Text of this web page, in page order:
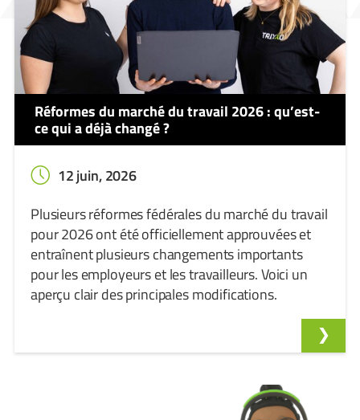
Réformes du marché du travail 2026 : qu’est-
ce qui a déjà changé ?
12 juin, 2026
Plusieurs réformes fédérales du marché du travail
pour 2026 ont été officiellement approuvées et
entraînent plusieurs changements importants
pour les employeurs et les travailleurs. Voici un
aperçu clair des principales modifications.